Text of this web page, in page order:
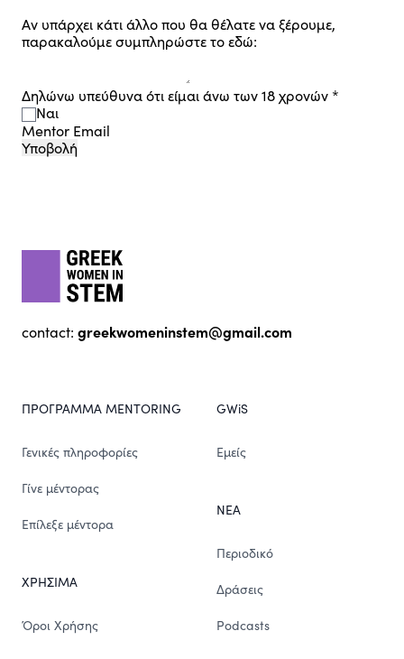
Αν υπάρχει κάτι άλλο που θα θέλατε να ξέρουμε,
παρακαλούμε συμπληρώστε το εδώ:
Δηλώνω υπεύθυνα ότι είμαι άνω των 18 χρονών *
Ναι
Mentor Email
Υποβολή
contact: greekwomeninstem@gmail.com
ΠΡΟΓΡΑΜΜΑ MENTORING
Γενικές πληροφορίες
Γίνε μέντορας
Επίλεξε μέντορα
ΧΡΗΣΙΜΑ
Όροι Χρήσης
GWiS
Εμείς
ΝΕΑ
Περιοδικό
Δράσεις
Podcasts